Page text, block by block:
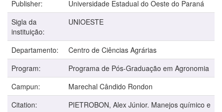
Publisher:
Universidade Estadual do Oeste do Paraná
Sigla da
instituição:
UNIOESTE
Departamento:
Centro de Ciências Agrárias
Program:
Programa de Pós-Graduação em Agronomia
Campun:
Marechal Cândido Rondon
Citation:
PIETROBON, Alex Júnior. Manejos químico e